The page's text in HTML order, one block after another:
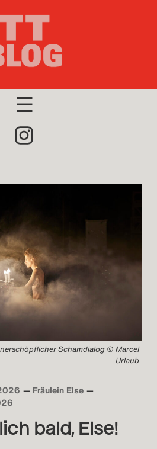
☰
Click
to
Open
Naviagtion
2026
Schamdialog © Marcel
Urlaub
Fräulein Else
bald, Else!